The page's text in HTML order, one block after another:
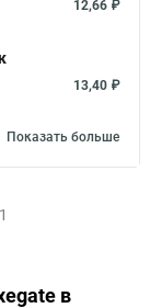
12,66 ₽
13,40 ₽
Показать больше
1
в